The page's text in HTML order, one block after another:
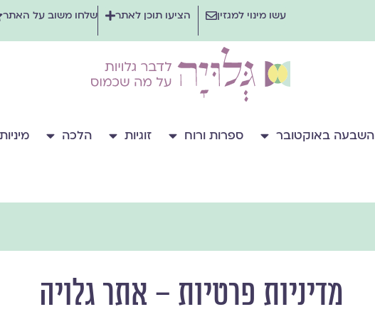
עשו מינוי למגזין הציעו תוכן לאתר שלחו משוב על האתר
השבעה באוקטובר ספרות ורוח זוגיות הלכה מיניות
מדיניות פרטיות – אתר גלויה